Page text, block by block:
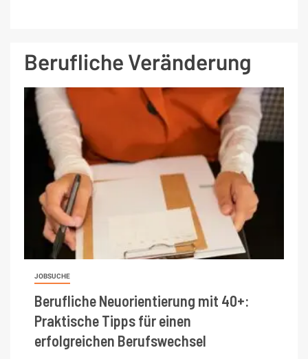
Berufliche Veränderung
JOBSUCHE
Berufliche Neuorientierung mit 40+:
Praktische Tipps für einen
erfolgreichen Berufswechsel